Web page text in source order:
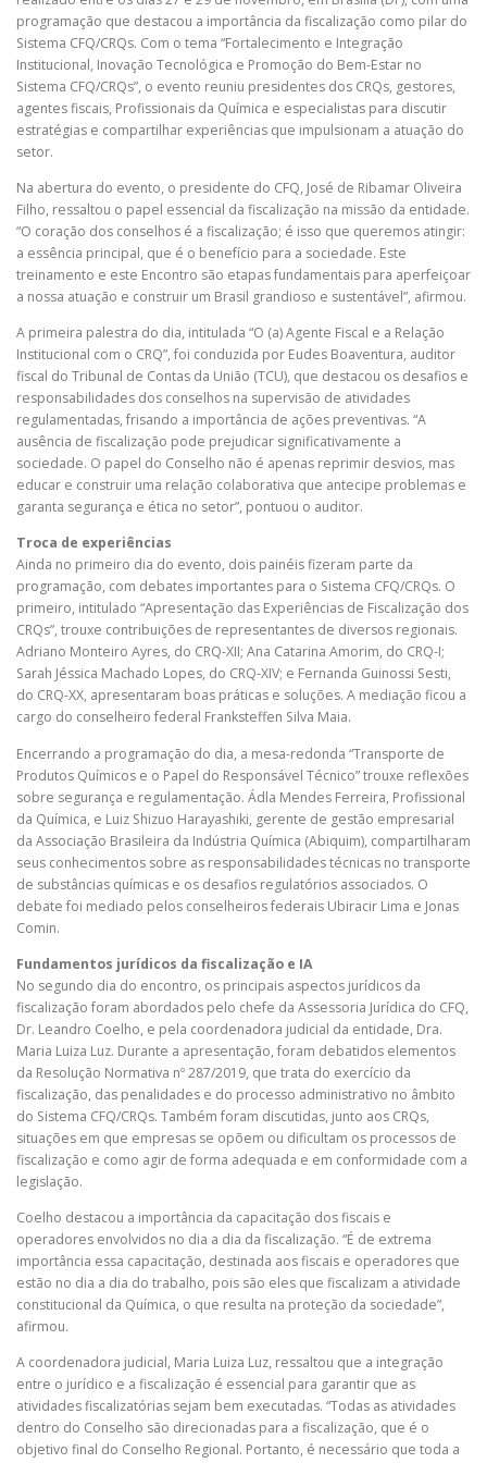
PESQUISA DE SATISFAÇÃO CONTATO
programação que destacou a importância da fiscalização como pilar do
Sistema CFQ/CRQs. Com o tema “Fortalecimento e Integração
Institucional, Inovação Tecnológica e Promoção do Bem-Estar no
Sistema CFQ/CRQs”, o evento reuniu presidentes dos CRQs, gestores,
agentes fiscais, Profissionais da Química e especialistas para discutir
estratégias e compartilhar experiências que impulsionam a atuação do
setor.
Na abertura do evento, o presidente do CFQ, José de Ribamar Oliveira
Filho, ressaltou o papel essencial da fiscalização na missão da entidade.
“O coração dos conselhos é a fiscalização; é isso que queremos atingir:
a essência principal, que é o benefício para a sociedade. Este
treinamento e este Encontro são etapas fundamentais para aperfeiçoar
a nossa atuação e construir um Brasil grandioso e sustentável”, afirmou.
A primeira palestra do dia, intitulada “O (a) Agente Fiscal e a Relação
Institucional com o CRQ”, foi conduzida por Eudes Boaventura, auditor
fiscal do Tribunal de Contas da União (TCU), que destacou os desafios e
responsabilidades dos conselhos na supervisão de atividades
regulamentadas, frisando a importância de ações preventivas. “A
ausência de fiscalização pode prejudicar significativamente a
sociedade. O papel do Conselho não é apenas reprimir desvios, mas
educar e construir uma relação colaborativa que antecipe problemas e
garanta segurança e ética no setor”, pontuou o auditor.
Troca de experiências
Ainda no primeiro dia do evento, dois painéis fizeram parte da
programação, com debates importantes para o Sistema CFQ/CRQs. O
primeiro, intitulado “Apresentação das Experiências de Fiscalização dos
CRQs”, trouxe contribuições de representantes de diversos regionais.
Adriano Monteiro Ayres, do CRQ-XII; Ana Catarina Amorim, do CRQ-I;
Sarah Jéssica Machado Lopes, do CRQ-XIV; e Fernanda Guinossi Sesti,
do CRQ-XX, apresentaram boas práticas e soluções. A mediação ficou a
cargo do conselheiro federal Franksteffen Silva Maia.
Encerrando a programação do dia, a mesa-redonda “Transporte de
Produtos Químicos e o Papel do Responsável Técnico” trouxe reflexões
sobre segurança e regulamentação. Ádla Mendes Ferreira, Profissional
da Química, e Luiz Shizuo Harayashiki, gerente de gestão empresarial
da Associação Brasileira da Indústria Química (Abiquim), compartilharam
seus conhecimentos sobre as responsabilidades técnicas no transporte
de substâncias químicas e os desafios regulatórios associados. O
debate foi mediado pelos conselheiros federais Ubiracir Lima e Jonas
Comin.
Fundamentos jurídicos da fiscalização e IA
No segundo dia do encontro, os principais aspectos jurídicos da
fiscalização foram abordados pelo chefe da Assessoria Jurídica do CFQ,
Dr. Leandro Coelho, e pela coordenadora judicial da entidade, Dra.
Maria Luiza Luz. Durante a apresentação, foram debatidos elementos
da Resolução Normativa nº 287/2019, que trata do exercício da
fiscalização, das penalidades e do processo administrativo no âmbito
do Sistema CFQ/CRQs. Também foram discutidas, junto aos CRQs,
situações em que empresas se opõem ou dificultam os processos de
fiscalização e como agir de forma adequada e em conformidade com a
legislação.
Coelho destacou a importância da capacitação dos fiscais e
operadores envolvidos no dia a dia da fiscalização. “É de extrema
importância essa capacitação, destinada aos fiscais e operadores que
estão no dia a dia do trabalho, pois são eles que fiscalizam a atividade
constitucional da Química, o que resulta na proteção da sociedade”,
afirmou.
A coordenadora judicial, Maria Luiza Luz, ressaltou que a integração
entre o jurídico e a fiscalização é essencial para garantir que as
atividades fiscalizatórias sejam bem executadas. “Todas as atividades
dentro do Conselho são direcionadas para a fiscalização, que é o
objetivo final do Conselho Regional. Portanto, é necessário que toda a